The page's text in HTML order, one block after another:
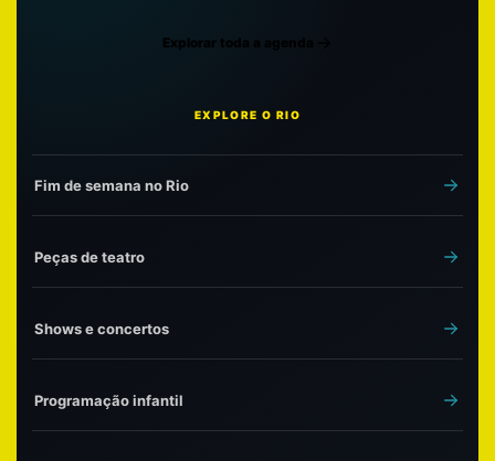
Explorar toda a agenda
EXPLORE O RIO
Fim de semana no Rio
Peças de teatro
Shows e concertos
Programação infantil